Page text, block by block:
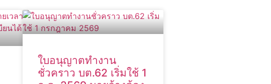
ใบอนุญาตทำงาน
ชั่วคราว บต.62 เริ่มใช้ 1